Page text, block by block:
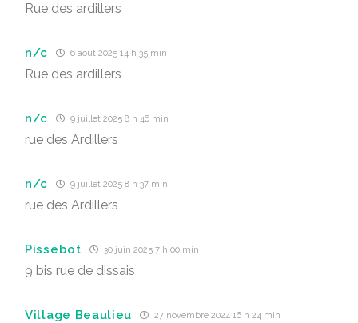
Rue des ardillers
n/c 6 août 2025 14 h 35 min
Rue des ardillers
n/c 9 juillet 2025 8 h 46 min
rue des Ardillers
n/c 9 juillet 2025 8 h 37 min
rue des Ardillers
Pissebot 30 juin 2025 7 h 00 min
9 bis rue de dissais
Village Beaulieu 27 novembre 2024 16 h 24 min